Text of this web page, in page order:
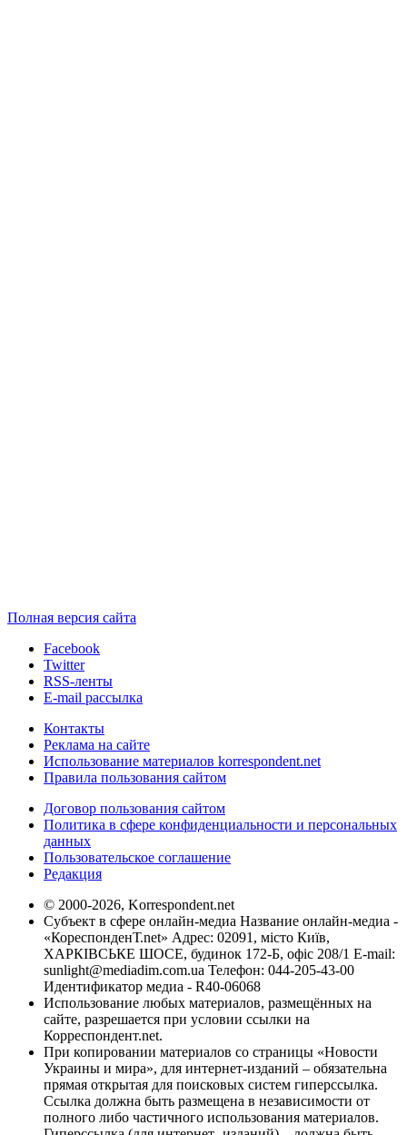
Полная версия сайта
Facebook
Twitter
RSS-ленты
E-mail рассылка
Контакты
Реклама на сайте
Использование материалов korrespondent.net
Правила пользования сайтом
Договор пользования сайтом
Политика в сфере конфиденциальности и персональных
данных
Пользовательское соглашение
Редакция
© 2000-2026, Korrespondent.net
Субъект в сфере онлайн-медиа Название онлайн-медиа -
«КореспонденТ.net» Адрес: 02091, місто Київ,
ХАРКІВСЬКЕ ШОСЕ, будинок 172-Б, офіс 208/1 E-mail:
sunlight@mediadim.com.ua Телефон: 044-205-43-00
Идентификатор медиа - R40-06068
Использование любых материалов, размещённых на
сайте, разрешается при условии ссылки на
Корреспондент.net.
При копировании материалов со страницы «Новости
Украины и мира», для интернет-изданий – обязательна
прямая открытая для поисковых систем гиперссылка.
Ссылка должна быть размещена в независимости от
полного либо частичного использования материалов.